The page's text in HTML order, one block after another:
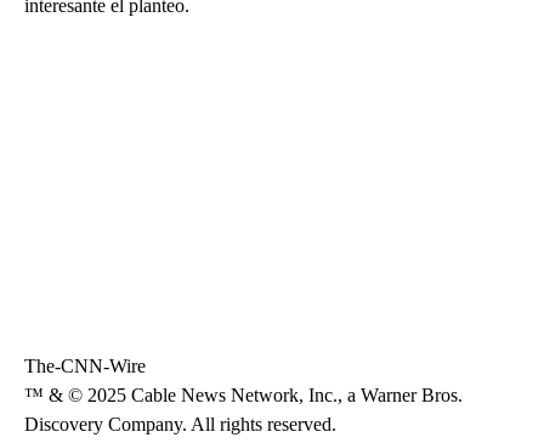
interesante el planteo.
The-CNN-Wire
™ & © 2025 Cable News Network, Inc., a Warner Bros.
Discovery Company. All rights reserved.